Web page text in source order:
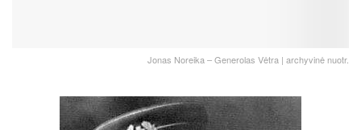
Jonas Noreika – Generolas Vėtra | archyvinė nuotr.